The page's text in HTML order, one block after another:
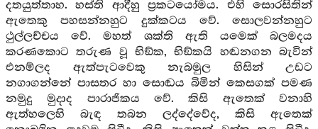
දතයුත්තාහ. හස්ති ආදීහු ප්‍රකටයෝමය. එහි සොරසිතින්
ඇතෙකු පහසන්නහුට දුක්කටය වේ. සොලවන්නහුට
ථුල්ලච්චය වේ. මහත් ශක්ති ඇති යමෙක් බලමදය
කරණකොට තරුණ වූ භිඞ්ක, භිඞ්කයි හඬනගන බැවින්
එනම්ලද ඇත්පැටවෙකු නැබමුල හිසින් උඩට
නගාගන්නේ පාසතර හා සොඬය බිමින් කෙසගක් පමණ
නමුදු මුදාද පාරාජිකය වේ. කිසි ඇතෙක් වනාහි
ඇත්හලෙහි බැඳ තබන ලද්දේවේද, කිසි ඇතෙක්